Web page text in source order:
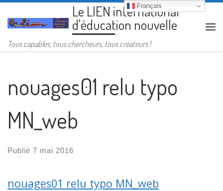
Passer au contenuLe LIEN international
d'éducation nouvelle
Tous capables, tous chercheurs, tous créateurs !
nouages01 relu typo
MN_web
Publié 7 mai 2016
nouages01 relu typo MN_web
Français